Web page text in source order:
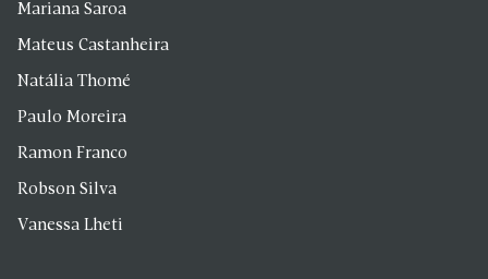
Mariana Saroa
Mateus Castanheira
Natália Thomé
Paulo Moreira
Ramon Franco
Robson Silva
Vanessa Lheti